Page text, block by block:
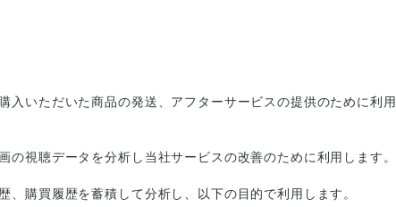
入いただいた商品の発送、アフターサービスの提供のために利用
の視聴データを分析し当社サービスの改善のために利用します。
、購買履歴を蓄積して分析し、以下の目的で利用します。